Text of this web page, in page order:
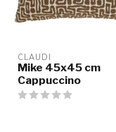
CLAUDI
Mike 45x45 cm
Cappuccino